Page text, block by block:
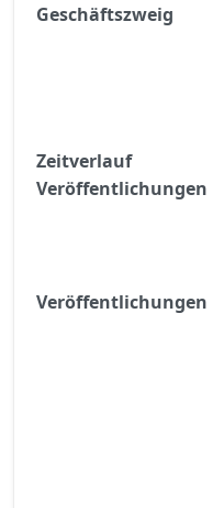
Geschäftszweig
Zeitverlauf
Veröffentlichungen
Veröffentlichungen